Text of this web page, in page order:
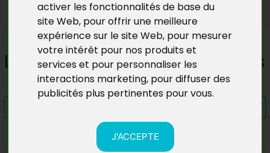
activer les fonctionnalités de base du
site Web, pour offrir une meilleure
expérience sur le site Web, pour mesurer
votre intérêt pour nos produits et
services et pour personnaliser les
interactions marketing, pour diffuser des
publicités plus pertinentes pour vous.
J'ACCEPTE
Les Grands Commencements